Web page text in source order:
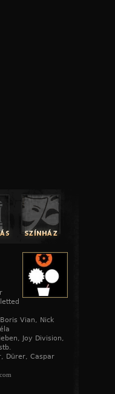
Vian, Nick
Joy Division,
Dürer, Caspar